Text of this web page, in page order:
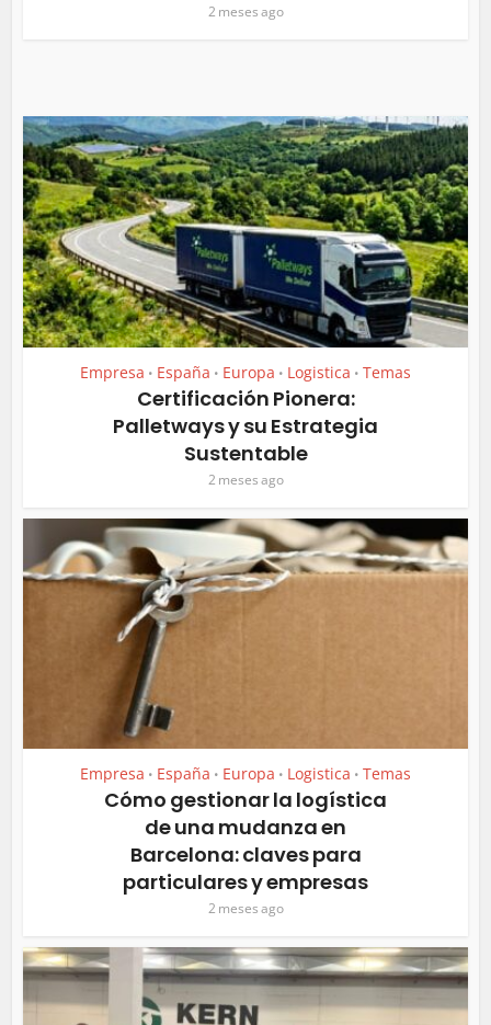
2 meses ago
Empresa • España • Europa • Logistica • Temas
Certificación Pionera:
Palletways y su Estrategia
Sustentable
2 meses ago
Empresa • España • Europa • Logistica • Temas
Cómo gestionar la logística
de una mudanza en
Barcelona: claves para
particulares y empresas
2 meses ago